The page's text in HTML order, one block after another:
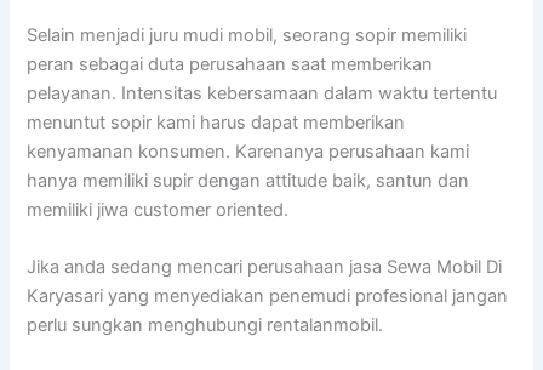
Selain menjadi juru mudi mobil, seorang sopir memiliki
peran sebagai duta perusahaan saat memberikan
pelayanan. Intensitas kebersamaan dalam waktu tertentu
menuntut sopir kami harus dapat memberikan
kenyamanan konsumen. Karenanya perusahaan kami
hanya memiliki supir dengan attitude baik, santun dan
memiliki jiwa customer oriented.
Jika anda sedang mencari perusahaan jasa Sewa Mobil Di
Karyasari yang menyediakan penemudi profesional jangan
perlu sungkan menghubungi rentalanmobil.